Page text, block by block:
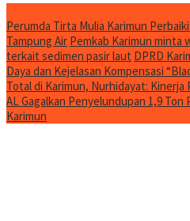
Perumda Tirta Mulia Karimun
Tampung Air Pemkab Karimun minta
terkait sedimen pasir laut DPRD
Daya dan Kejelasan Kompensasi
Total di Karimun, Nurhidayat: Kinerja
AL Gagalkan Penyelundupan 1,9 Ton
Karimun